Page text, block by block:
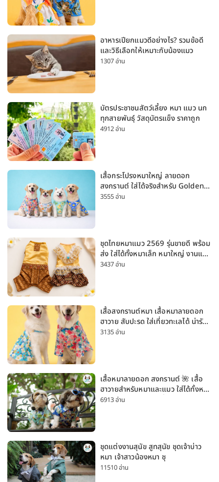
อาหารเปียกแมวดีอย่างไร? รวมข้อดี
และวิธีเลือกให้เหมาะกับน้องแมว
1307 อ่าน
บัตรประชาชนสัตว์เลี้ยง หมา แมว นก
ทุกสายพันธุ์ วัสดุบัตรแข็ง ราคาถูก
4912 อ่าน
เสื้อกระโปรงหมาใหญ่ ลายดอก
สงกรานต์ ใส่ได้จริงสำหรับ Golden
Husky Labrador [อัปเดต 2026]
3555 อ่าน
ชุดไทยหมาแมว 2569 รุ่นขายดี พร้อม
ส่ง ใส่ได้ทั้งหมาเล็ก หมาใหญ่ งานแต่ง
สงกรานต์ ลอยกระทง
3437 อ่าน
เสื้อสงกรานต์หมา เสื้อหมาลายดอก
ฮาวาย สับปะรด ใส่เที่ยวทะเลได้ น่ารัก
ใส่ได้ทั้งหมาเล็กและหมาใหญ่
3135 อ่าน
เสื้อหมาลายดอก สงกรานต์ 🌺 เสื้อ
ฮาวายสำหรับหมาและแมว ใส่ได้ทั้งหมา
เล็กและหมาใหญ่ ใส่เที่ยวทะเลน่ารัก
6913 อ่าน
ชุดแต่งงานสุนัข สูทสุนัข ชุดเจ้าบ่าว
หมา เจ้าสาวน้องหมา ชุ
11510 อ่าน